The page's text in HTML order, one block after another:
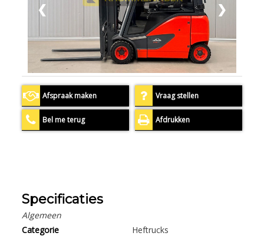
❮ ❯
Afspraak maken Vraag stellen
Bel me terug Afdrukken
Specificaties
Algemeen
Categorie
Heftrucks